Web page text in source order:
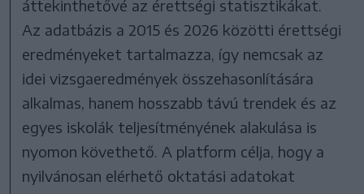
áttekinthetővé az érettségi statisztikákat.
Az adatbázis a 2015 és 2026 közötti érettségi
eredményeket tartalmazza, így nemcsak az
idei vizsgaeredmények összehasonlítására
alkalmas, hanem hosszabb távú trendek és az
egyes iskolák teljesítményének alakulása is
nyomon követhető. A platform célja, hogy a
nyilvánosan elérhető oktatási adatokat